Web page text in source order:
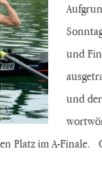
und
und
Platz im A-